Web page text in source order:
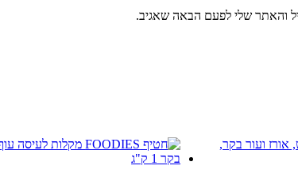
והאתר שלי לפעם הבאה שאגיב.